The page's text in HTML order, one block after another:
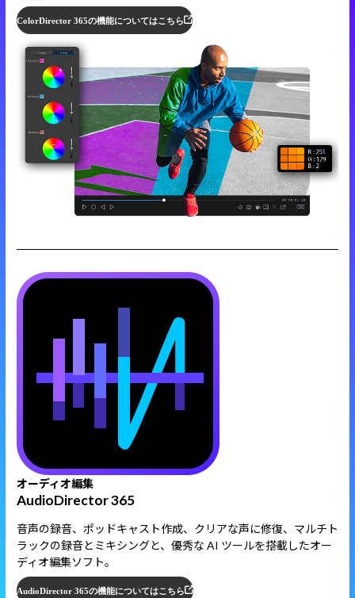
ColorDirector 365の機能についてはこちら
オーディオ編集
AudioDirector 365
音声の録音、ポッドキャスト作成、クリアな声に修復、マルチト
ラックの録音とミキシングと、優秀な AI ツールを搭載したオー
ディオ編集ソフト。
AudioDirector 365の機能についてはこちら